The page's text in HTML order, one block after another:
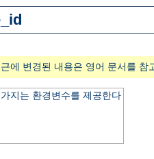
에 변경된 내용은 영어 문서를 참
지는 환경변수를 제공한다